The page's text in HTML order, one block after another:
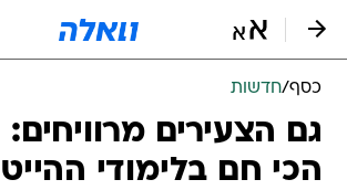
כסף/חדשות
גם הצעירים
הכי חם בלימודי